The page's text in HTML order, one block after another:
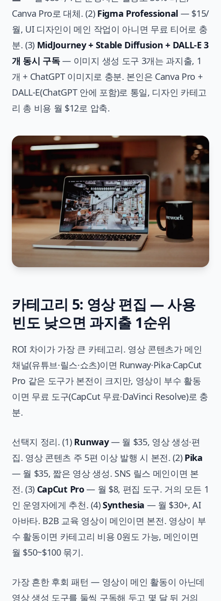
Canva Pro로 대체. (2) Figma Professional — $15/
월, UI 디자인이 메인 작업이 아니면 무료 티어로 충
분. (3) MidJourney + Stable Diffusion + DALL-E 3
개 동시 구독— 이미지 생성 도구 3개는 과지출, 1
개 + ChatGPT 이미지로 충분. 본인은 Canva Pro +
DALL-E(ChatGPT 안에 포함)로 통일, 디자인 카테고
리 총 비용 월 $12로 압축.
카테고리 5: 영상 편집 — 사용
빈도 낮으면 과지출 1순위
ROI 차이가 가장 큰 카테고리. 영상 콘텐츠가 메인
채널(유튜브·릴스·쇼츠)이면 Runway·Pika·CapCut
Pro 같은 도구가 본전이 크지만, 영상이 부수 활동
이면 무료 도구(CapCut 무료·DaVinci Resolve)로 충
분.
선택지 정리. (1) Runway— 월 $35, 영상 생성·편
집. 영상 콘텐츠 주 5편 이상 발행 시 본전. (2) Pika
— 월 $35, 짧은 영상 생성. SNS 릴스 메인이면 본
전. (3) CapCut Pro— 월 $8, 편집 도구. 거의 모든 1
인 운영자에게 추천. (4)Synthesia — 월 $30+, AI
아바타. B2B 교육 영상이 메인이면 본전. 영상이 부
수 활동이면 카테고리 비용 0원도 가능, 메인이면
월 $50~$100 묶기.
가장 흔한 후회 패턴 — 영상이 메인 활동이 아닌데
영상 생성 도구를 둘씩 구독해 두고 몇 달 뒤 거의